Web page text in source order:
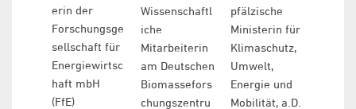
erin der
Forschungsge
sellschaft für
Energiewirtsc
haft mbH
(FfE)
Wissenschaftl
iche
Mitarbeiterin
am Deutschen
Biomassefors
chungszentru
pfälzische
Ministerin für
Klimaschutz,
Umwelt,
Energie und
Mobilität, a.D.